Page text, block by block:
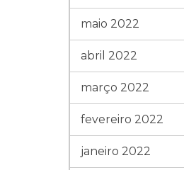
maio 2022
abril 2022
março 2022
fevereiro 2022
janeiro 2022